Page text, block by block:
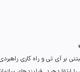
بر آی تی و راه کاری